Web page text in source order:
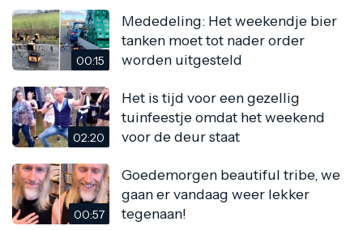
00:15
Mededeling: Het weekendje bier
tanken moet tot nader order
worden uitgesteld
02:20
Het is tijd voor een gezellig
tuinfeestje omdat het weekend
voor de deur staat
00:57
Goedemorgen beautiful tribe, we
gaan er vandaag weer lekker
tegenaan!